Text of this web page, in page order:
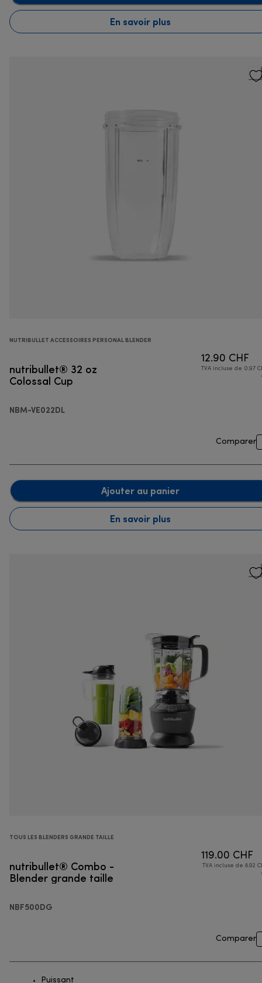
En savoir plus
NUTRIBULLET ACCESSOIRES PERSONAL BLENDER
nutribullet® 32 oz
Colossal Cup
NBM-VE022DL
12.90 CHF
TVA incluse de 0.97
Comparer
Ajouter au panier
En savoir plus
TOUS LES BLENDERS GRANDE TAILLE
nutribullet® Combo -
Blender grande taille
NBF500DG
119.00 CHF
TVA incluse de 8.92
Comparer
Puissant